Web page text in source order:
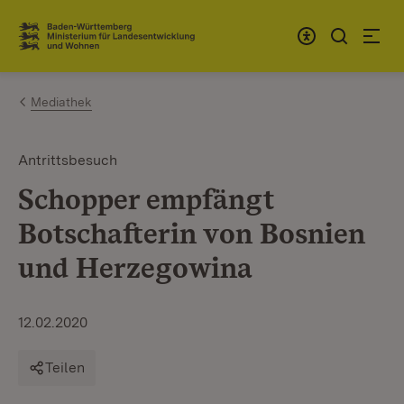
Zum Inhalt springen
Link zur Startseite
Mediathek
Antrittsbesuch
Schopper empfängt
Botschafterin von Bosnien
und Herzegowina
12.02.2020
Teilen